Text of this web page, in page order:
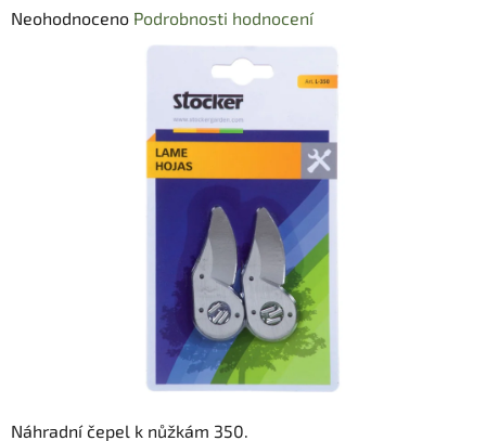
Náhradní čepel k nůžkám 350.
Průměrné
Neohodnoceno Podrobnosti hodnocení